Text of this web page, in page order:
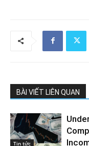
BÀI VIẾT LIÊN QUAN
Tin tức